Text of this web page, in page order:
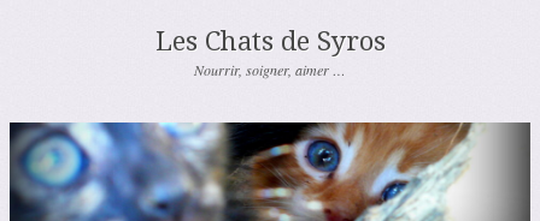
Les Chats de Syros
Nourrir, soigner, aimer …